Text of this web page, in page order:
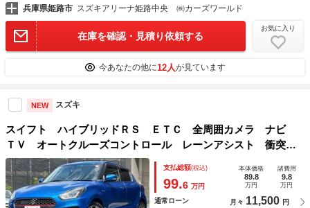
兵庫県姫路市 スズキアリーナ姫路中央 ㈱カーズワールド
在庫を確認・見積り依頼する
お気に入り
今あなたの他に12人が見ています
NEW スズキ
スイフト ハイブリッドＲＳ ＥＴＣ 全周囲カメラ ナビ
ＴＶ オートクルーズコントロール レーンアシスト 衝突被
害軽減システム アルミホイール オートライト ＬＥＤヘッ
ドランプ スマートキー アイドリングストップ 電動格納ミ
ラー
支払総額(税込)
99.6 万円
本体価格
89.8
万円
諸費用
9.8
万円
通常ローン 月々 11,500 円